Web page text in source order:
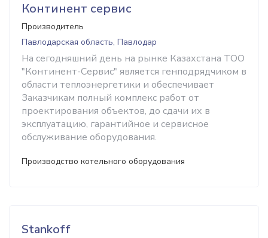
Континент сервис
Производитель
Павлодарская область, Павлодар
На сегодняшний день на рынке Казахстана ТОО
"Континент-Сервис" является генподрядчиком в
области теплоэнергетики и обеспечивает
Заказчикам полный комплекс работ от
проектирования объектов, до сдачи их в
эксплуатацию, гарантийное и сервисное
обслуживание оборудования.
Производство котельного оборудования
Stankoff